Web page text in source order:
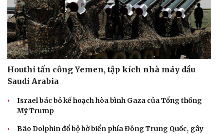
Houthi tấn công Yemen, tập kích nhà máy dầu
Saudi Arabia
Israel bác bỏ kế hoạch hòa bình Gaza của Tổng thống
Mỹ Trump
Bão Dolphin đổ bộ bờ biển phía Đông Trung Quốc, gây